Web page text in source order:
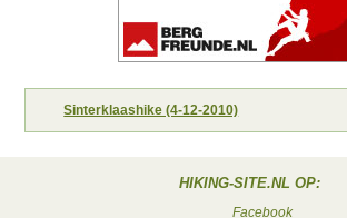
Sinterklaashike (4-12-2010)
HIKING-SITE.NL OP:
Facebook